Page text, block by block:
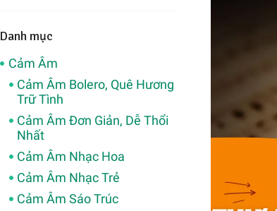
Danh mục
Cảm Âm
Cảm Âm Bolero, Quê Hương
Trữ Tình
Cảm Âm Đơn Giản, Dễ Thổi
Nhất
Cảm Âm Nhạc Hoa
Cảm Âm Nhạc Trẻ
Cảm Âm Sáo Trúc